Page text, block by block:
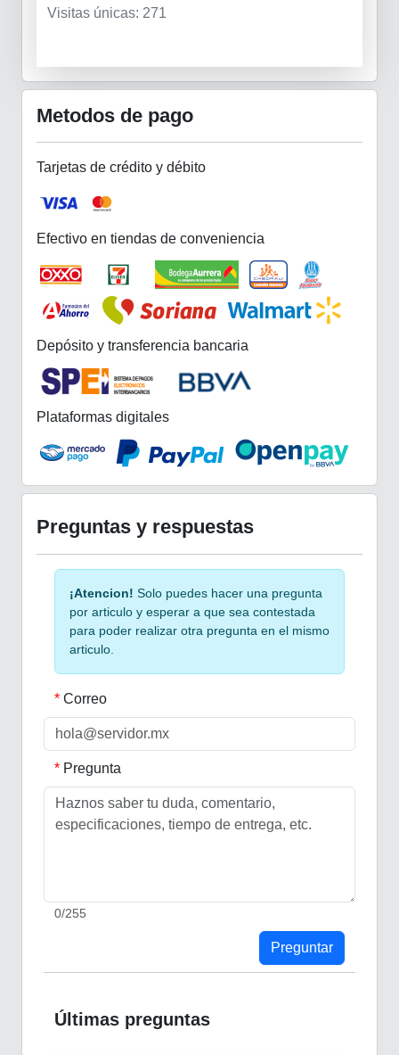
Visitas únicas: 271
Metodos de pago
Tarjetas de crédito y débito
Efectivo en tiendas de conveniencia
Depósito y transferencia bancaria
Plataformas digitales
Preguntas y respuestas
¡Atencion! Solo puedes hacer una pregunta
por articulo y esperar a que sea contestada
para poder realizar otra pregunta en el mismo
articulo.
Correo
Pregunta
0/255
Preguntar
Últimas preguntas